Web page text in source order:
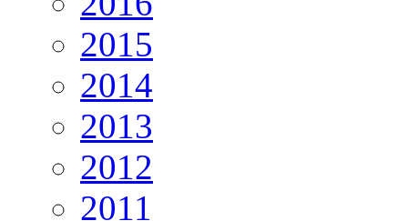
2015
2014
2013
2012
2011